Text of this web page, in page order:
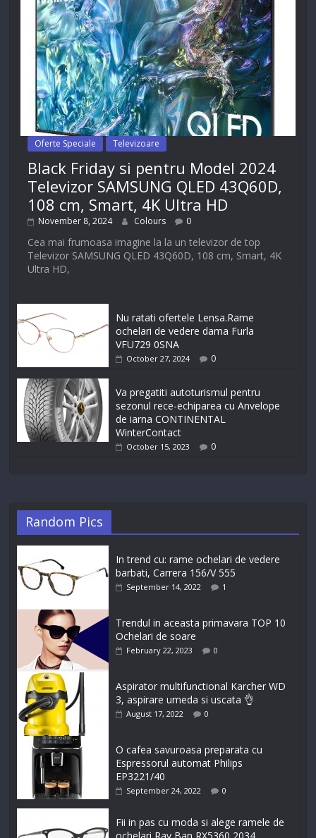
Oferte Speciale Televizoare
Black Friday si pentru Model 2024
Televizor SAMSUNG QLED 43Q60D,
108 cm, Smart, 4K Ultra HD
November 8, 2024 Colours 0
Cea mai frumoasa imagine la la un televizor de top
Televizor SAMSUNG QLED 43Q60D, 108 cm, Smart, 4K
Ultra HD,
Nu ratati ofertele Lensa.Rame
ochelari de vedere dama Furla
VFU729 0SNA
October 27, 2024 0
Va pregatiti autoturismul pentru
sezonul rece-echiparea cu Anvelope
de iarna CONTINENTAL
WinterContact
October 15, 2023 0
Random Pics
In trend cu: rame ochelari de vedere
barbati, Carrera 156/V 555
September 14, 2022 1
Trendul in aceasta primavara TOP 10
Ochelari de soare
February 22, 2023 0
Aspirator multifunctional Karcher WD
3, aspirare umeda si uscata 👌
August 17, 2022 0
O cafea savuroasa preparata cu
Espressorul automat Philips
EP3221/40
September 24, 2022 0
Fii in pas cu moda si alege ramele de
ochelari Ray Ban RX5360 2034